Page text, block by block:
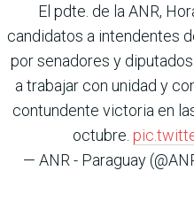
El pdte. de la ANR,
candidatos a intendentes
por senadores y
a trabajar con unidad y
contundente victoria en
octubre.
— ANR - Paraguay